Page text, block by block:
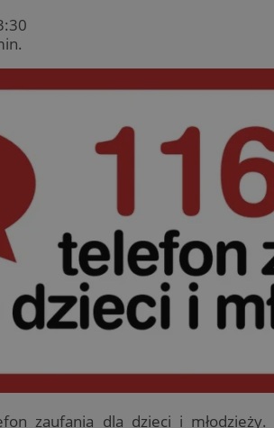
zaufania dla dzieci i młodzieży.